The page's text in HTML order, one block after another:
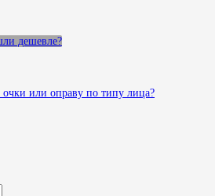
дешевле?
очки или оправу по типу лица?